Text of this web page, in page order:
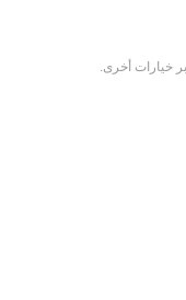
خيارات أخرى.